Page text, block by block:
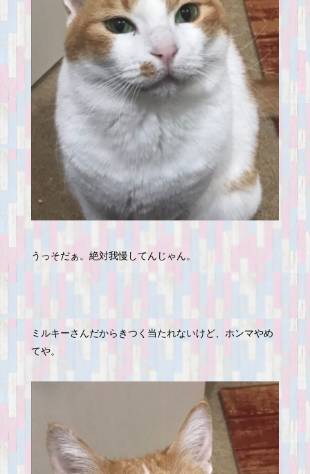
うっそだぁ。絶対我慢してんじゃん。
ミルキーさんだからきつく当たれないけど、ホンマやめ
てや。